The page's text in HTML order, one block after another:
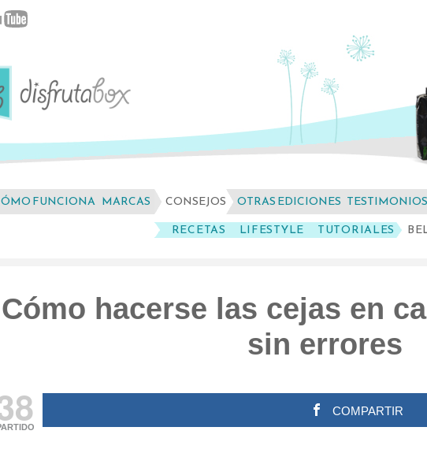
FUNCIONA MARCAS
CONSEJOS
RECETAS
LIFESTYLE TUTORIALES
OTRAS EDICIONES TESTIMONIOS
Cómo hacerse las cejas en
sin errores
COMPARTIR